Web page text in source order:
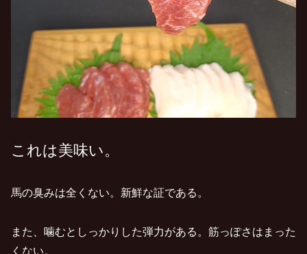
これは美味い。
馬の臭みは全くない。新鮮な証である。
また、噛むとしっかりした弾力がある。筋っぽさはまった
くない。